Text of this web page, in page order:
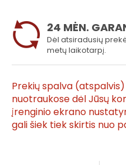
24 MĖN.
Dėl atsiradusių
metų laikotarpį.
Prekių spalva
nuotraukose dėl Jūsų
įrenginio ekrano
gali šiek tiek skirtis nuo